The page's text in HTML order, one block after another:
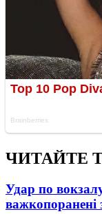
ЧИТАЙТЕ
Удар по
важкопоранені